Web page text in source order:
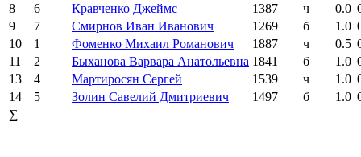
8
6 Кравченко Джеймс 1387 ч 0.0
9
7 Смирнов Иван Иванович 1269 б 1.0
10
1 Фоменко Михаил Романович 1887 ч 0.5
11
2 Быханова Варвара Анатольевна 1841 б 1.0
13
4 Мартиросян Сергей 1539 ч 1.0
14
5 Золин Савелий Дмитриевич 1497 б 1.0
∑